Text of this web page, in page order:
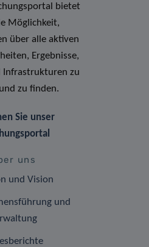
bietet
Möglichkeit,
über alle aktiven
Ergebnisse,
Infrastrukturen zu
zu finden.
Sie unser
uns
und Vision
und